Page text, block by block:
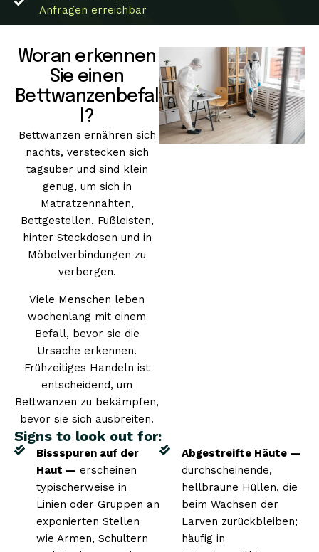
Anfragen erreichbar
Woran erkennen
Sie einen
Bettwanzenbefal
l?
Bettwanzen ernähren sich
nachts, verstecken sich
tagsüber und sind klein
genug, um sich in
Matratzennähten,
Bettgestellen, Fußleisten,
hinter Steckdosen und in
Möbelverbindungen zu
verbergen.
Viele Menschen leben
wochenlang mit einem
Befall, bevor sie die
Ursache erkennen.
Frühzeitiges Handeln ist
entscheidend, um
Bettwanzen zu bekämpfen,
bevor sie sich ausbreiten.
Signs to look out for:
Bissspuren auf der
Haut — erscheinen
typischerweise in
Linien oder Gruppen an
exponierten Stellen
wie Armen, Schultern
Abgestreifte Häute —
durchscheinende,
hellbraune Hüllen, die
beim Wachsen der
Larven zurückbleiben;
häufig in